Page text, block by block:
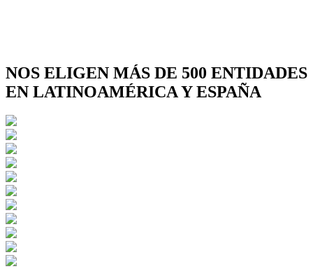
NOS ELIGEN MÁS DE 500 ENTIDADES
EN LATINOAMÉRICA Y ESPAÑA